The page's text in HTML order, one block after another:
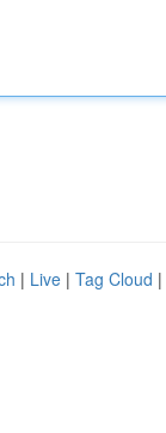
| Live | Tag Cloud |